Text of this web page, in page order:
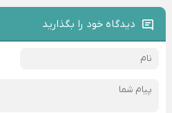
دیدگاه خود را بگذارید